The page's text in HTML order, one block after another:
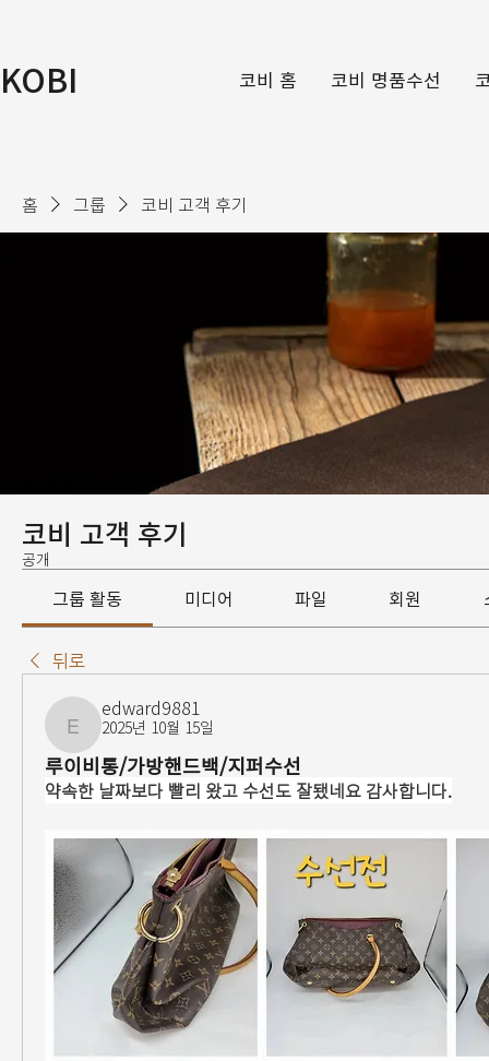
KOBI 코비 홈 코비 명품수선
홈 그룹 코비 고객 후기
코비 고객 후기
공개
그룹 활동 미디어 파일 회원
뒤로
edward9881
edward9881
2025년 10월 15일
루이비통/가방핸드백/지퍼수선
약속한 날짜보다 빨리 왔고 수선도 잘됐네요 감사합니다.